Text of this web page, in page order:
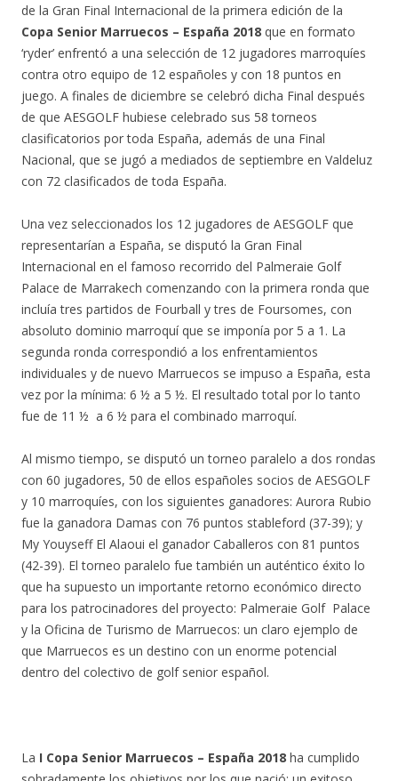
de la Gran Final Internacional de la primera edición de la
Copa Senior Marruecos – España 2018 que en formato
‘ryder’ enfrentó a una selección de 12 jugadores marroquíes
contra otro equipo de 12 españoles y con 18 puntos en
juego. A finales de diciembre se celebró dicha Final después
de que AESGOLF hubiese celebrado sus 58 torneos
clasificatorios por toda España, además de una Final
Nacional, que se jugó a mediados de septiembre en Valdeluz
con 72 clasificados de toda España.
Una vez seleccionados los 12 jugadores de AESGOLF que
representarían a España, se disputó la Gran Final
Internacional en el famoso recorrido del Palmeraie Golf
Palace de Marrakech comenzando con la primera ronda que
incluía tres partidos de Fourball y tres de Foursomes, con
absoluto dominio marroquí que se imponía por 5 a 1. La
segunda ronda correspondió a los enfrentamientos
individuales y de nuevo Marruecos se impuso a España, esta
vez por la mínima: 6 ½ a 5 ½. El resultado total por lo tanto
fue de 11 ½ a 6 ½ para el combinado marroquí.
Al mismo tiempo, se disputó un torneo paralelo a dos rondas
con 60 jugadores, 50 de ellos españoles socios de AESGOLF
y 10 marroquíes, con los siguientes ganadores: Aurora Rubio
fue la ganadora Damas con 76 puntos stableford (37-39); y
My Youyseff El Alaoui el ganador Caballeros con 81 puntos
(42-39). El torneo paralelo fue también un auténtico éxito lo
que ha supuesto un importante retorno económico directo
para los patrocinadores del proyecto: Palmeraie Golf Palace
y la Oficina de Turismo de Marruecos: un claro ejemplo de
que Marruecos es un destino con un enorme potencial
dentro del colectivo de golf senior español.
La I Copa Senior Marruecos – España 2018 ha cumplido